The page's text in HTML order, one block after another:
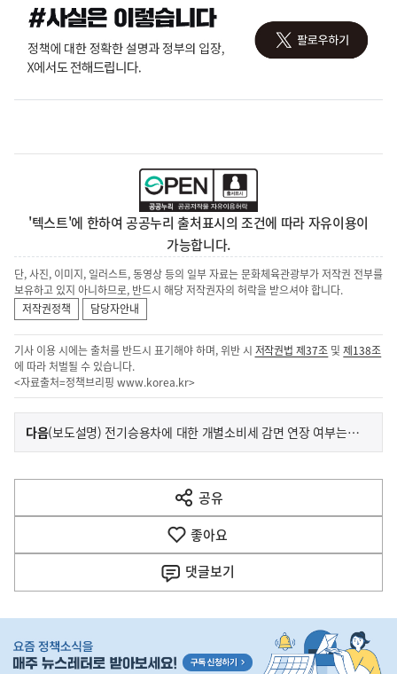
'텍스트'에 한하여 공공누리 출처표시의 조건에 따라 자유이용이
가능합니다.
단, 사진, 이미지, 일러스트, 동영상 등의 일부 자료는 문화체육관광부가 저작권 전부를
보유하고 있지 아니하므로, 반드시 해당 저작권자의 허락을 받으셔야 합니다.
저작권정책
담당자안내
기사 이용 시에는 출처를 반드시 표기해야 하며, 위반 시 저작권법 제37조 및제138조
에 따라 처벌될 수 있습니다.
<자료출처=정책브리핑 www.korea.kr>
이
전
다
음
다음기
(보도설명) 전기승용차에 대한 개별소비세 감면 연장 여부는 결정된 바 없습니다
공유
열
기
좋아요
댓글보기
단